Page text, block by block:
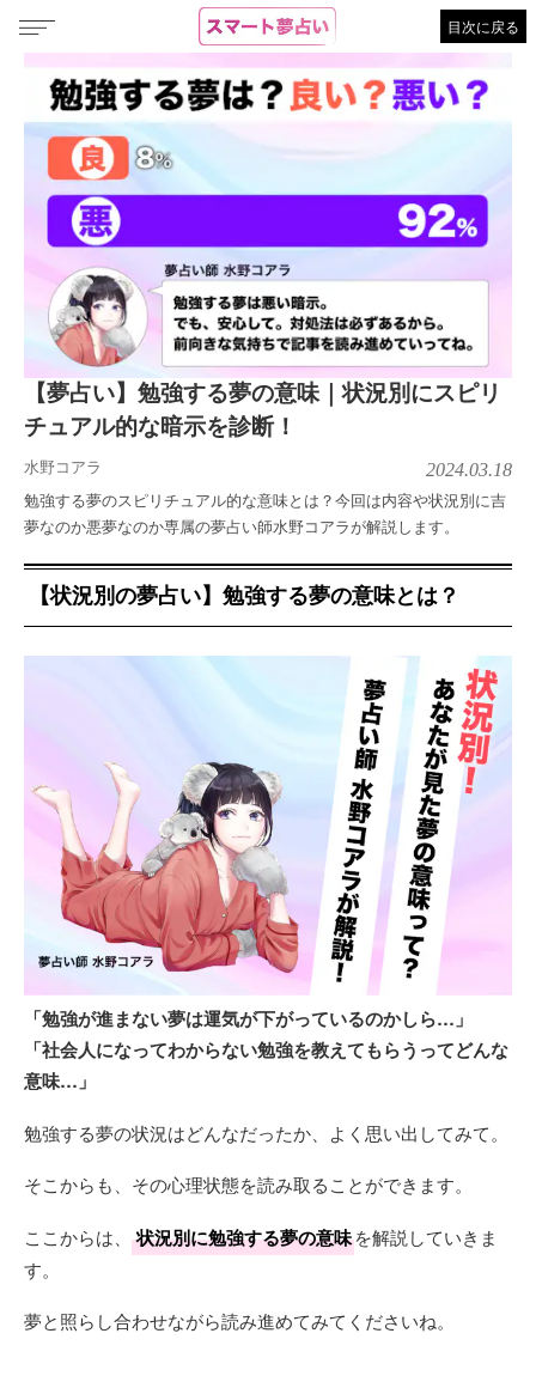
目次に戻る
【夢占い】勉強する夢の意味｜状況別にスピリ
チュアル的な暗示を診断！
水野コアラ 2024.03.18
勉強する夢のスピリチュアル的な意味とは？今回は内容や状況別に吉
夢なのか悪夢なのか専属の夢占い師水野コアラが解説します。
【状況別の夢占い】勉強する夢の意味とは？
「勉強が進まない夢は運気が下がっているのかしら…」
「社会人になってわからない勉強を教えてもらうってどんな
意味…」
勉強する夢の状況はどんなだったか、よく思い出してみて。
そこからも、その心理状態を読み取ることができます。
ここからは、 状況別に勉強する夢の意味を解説していきま
す。
夢と照らし合わせながら読み進めてみてくださいね。